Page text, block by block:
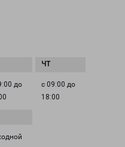
до
с 09:00 до
18:00